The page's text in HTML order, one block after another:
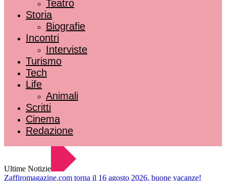
Teatro
Storia
Biografie
Incontri
Interviste
Turismo
Tech
Life
Animali
Scritti
Cinema
Redazione
Ultime Notizie
Zaffiromagazine.com torna il 16 agosto 2026, buone vacanze!